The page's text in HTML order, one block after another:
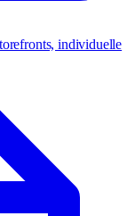
individuelle